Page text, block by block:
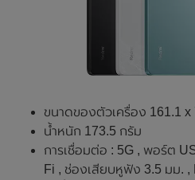
ขนาดของตัวเครื่อง 161.1 x
น้ำหนัก 173.5 กรัม
การเชื่อมต่อ : 5G , พอร์ต
Fi , ช่องเสียบหูฟัง 3.5 มม. ,